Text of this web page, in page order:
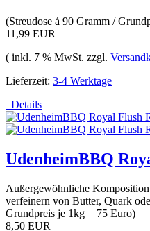
(Streudose á 90 Gramm /
11,99 EUR
( inkl. 7 % MwSt. zzgl.
Lieferzeit: 3-4 Werktage
Details
UdenheimBBQ
Außergewöhnliche
verfeinern von Butter, Quark
Grundpreis je 1kg = 75 Euro)
8,50 EUR